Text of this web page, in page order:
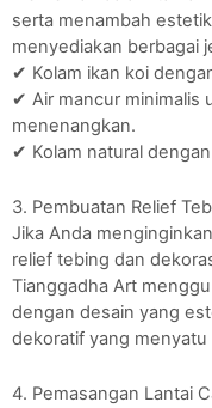
serta menambah
menyediakan berbagai
✔ Kolam ikan koi
✔ Air mancur minimalis
menenangkan.
✔ Kolam natural
3. Pembuatan Relief
Jika Anda
relief tebing dan
Tianggadha Art
dengan desain yang
dekoratif yang menyatu
4. Pemasangan Lantai